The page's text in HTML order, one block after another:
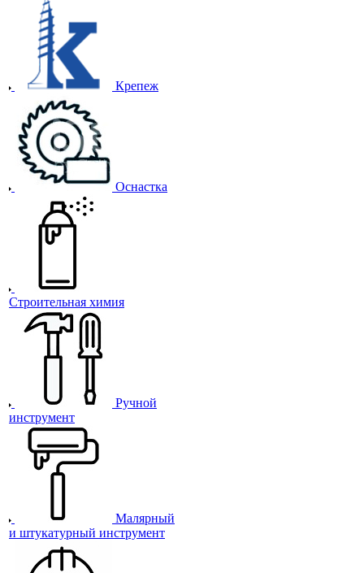
Крепеж
Оснастка
Строительная химия
Ручной
инструмент
Малярный
и штукатурный инструмент